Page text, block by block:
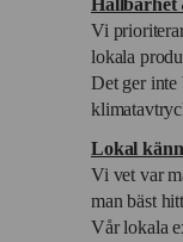
Vi
lokala
Det ger inte
Lokal
Vi vet var
man bäst
Vår lokala